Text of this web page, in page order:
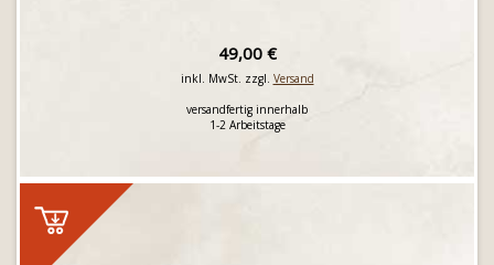
49,00 €
inkl. MwSt. zzgl. Versand
versandfertig innerhalb
1-2 Arbeitstage